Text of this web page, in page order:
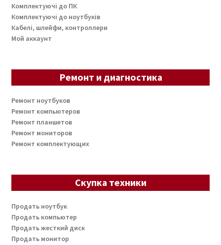
Комплектуючі до ПК
Комплектуючі до ноутбуків
Кабелі, шлейфи, контроллери
Мой аккаунт
Ремонт и диагностика
Ремонт ноутбуков
Ремонт компьютеров
Ремонт планшетов
Ремонт мониторов
Ремонт комплектующих
Скупка техники
Продать ноутбук
Продать компьютер
Продать жесткий диск
Продать монитор